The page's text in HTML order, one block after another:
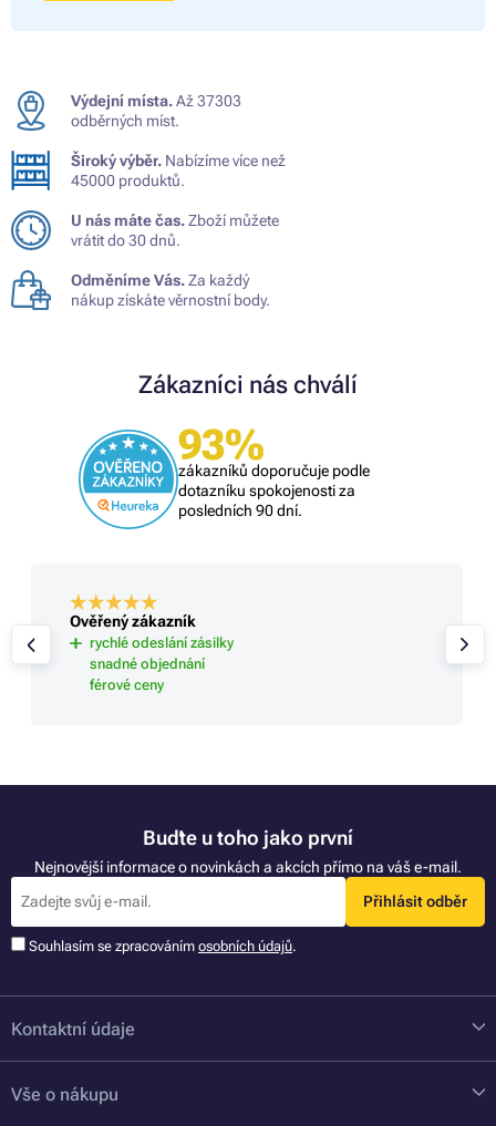
Výdejní místa.Až 37303
odběrných míst.
Široký výběr. Nabízíme více než
45000 produktů.
U nás máte čas.Zboží můžete
vrátit do 30 dnů.
Odměníme Vás.Za každý
nákup získáte věrnostní body.
Zákazníci nás chválí
93%
zákazníků doporučuje podle
dotazníku spokojenosti za
posledních 90 dní.
Ověřený zákazník
rychlé odeslání zásilky
snadné objednání
férové ceny
Buďte u toho jako první
Nejnovější informace o novinkách a akcích přímo na váš e-mail.
Přihlásit odběr
Souhlasím se zpracováním osobních údajů.
Kontaktní údaje
Vše o nákupu